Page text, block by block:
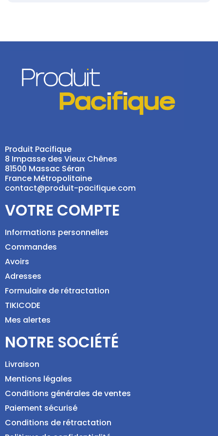
Produit Pacifique
8 Impasse des Vieux Chênes
81500 Massac Séran
France Métropolitaine
contact@produit-pacifique.com
VOTRE COMPTE
Informations personnelles
Commandes
Avoirs
Adresses
Formulaire de rétractation
TIKICODE
Mes alertes
NOTRE SOCIÉTÉ
Livraison
Mentions légales
Conditions générales de ventes
Paiement sécurisé
Conditions de rétractation